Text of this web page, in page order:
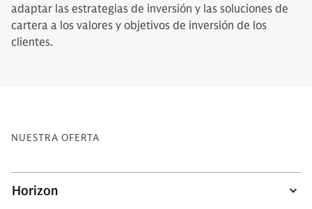
adaptar las estrategias de inversión y las soluciones de
cartera a los valores y objetivos de inversión de los
clientes.
NUESTRA OFERTA
Horizon